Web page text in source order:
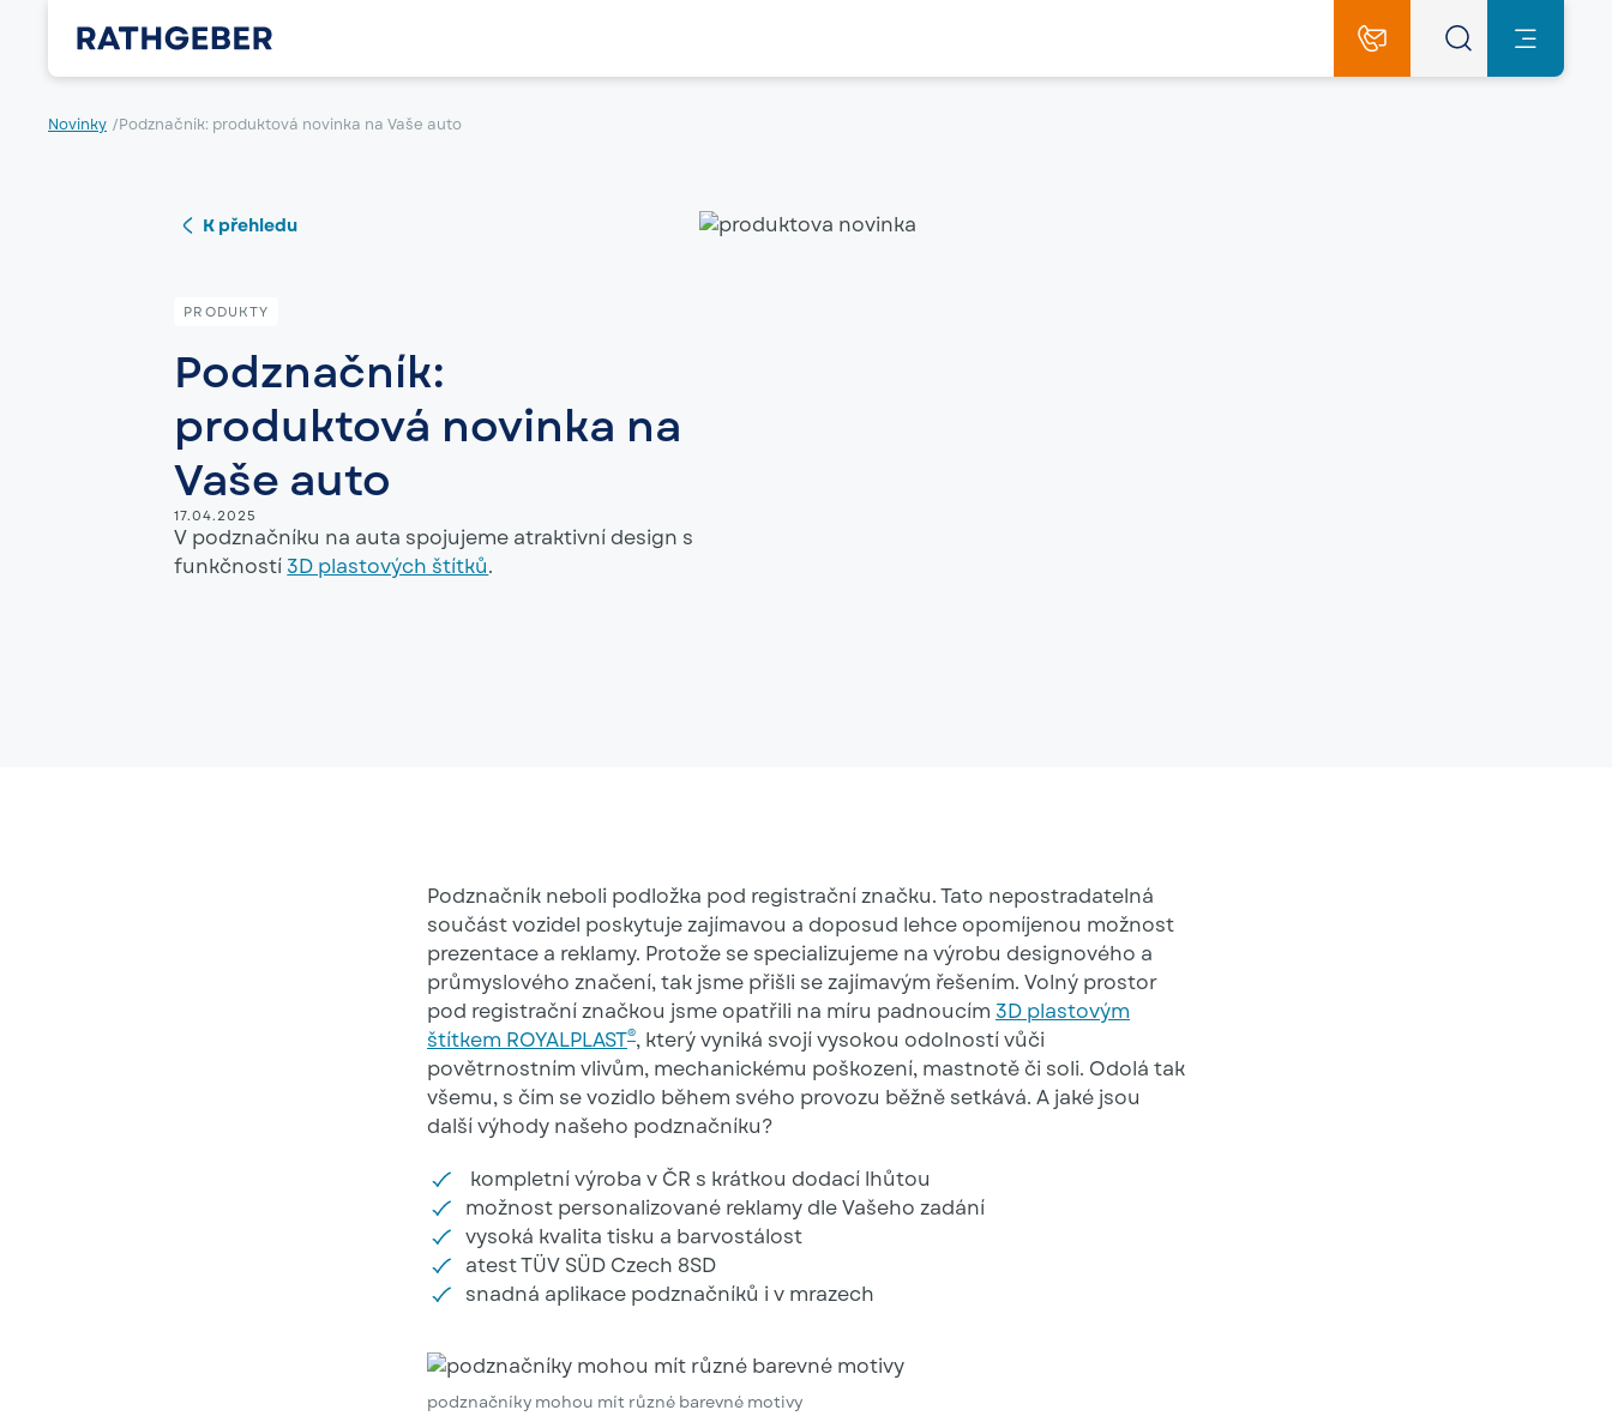
Novinky /Podznačník: produktová novinka na Vaše auto
K přehledu
PRODUKTY
Podznačník:
produktová novinka na
Vaše auto
17.04.2025
V podznačníku na auta spojujeme atraktivní design s
funkčností 3D plastových štítků.
Podznačník neboli podložka pod registrační značku. Tato nepostradatelná
součást vozidel poskytuje zajímavou a doposud lehce opomíjenou možnost
prezentace a reklamy. Protože se specializujeme na výrobu designového a
průmyslového značení, tak jsme přišli se zajímavým řešením. Volný prostor
pod registrační značkou jsme opatřili na míru padnoucím 3D plastovým
štítkem ROYALPLAST®, který vyniká svojí vysokou odolností vůči
povětrnostním vlivům, mechanickému poškození, mastnotě či soli. Odolá tak
všemu, s čím se vozidlo během svého provozu běžně setkává. A jaké jsou
další výhody našeho podznačníku?
kompletní výroba v ČR s krátkou dodací lhůtou
možnost personalizované reklamy dle Vašeho zadání
vysoká kvalita tisku a barvostálost
atest TÜV SÜD Czech 8SD
snadná aplikace podznačníků i v mrazech
podznačníky mohou mít různé barevné motivy